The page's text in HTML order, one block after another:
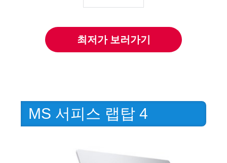
최저가 보러가기
MS 서피스 랩탑 4